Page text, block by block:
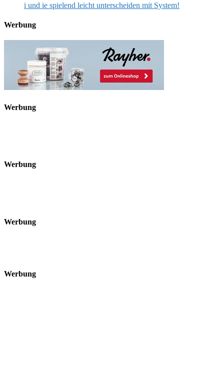
i und ie spielend leicht unterscheiden mit System!
Werbung
Werbung
Werbung
Werbung
Werbung